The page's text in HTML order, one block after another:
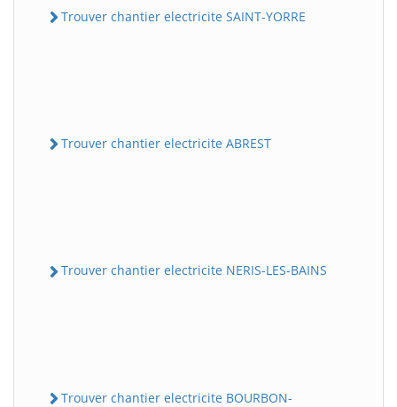
Trouver chantier electricite SAINT-YORRE
Trouver chantier electricite ABREST
Trouver chantier electricite NERIS-LES-BAINS
Trouver chantier electricite BOURBON-